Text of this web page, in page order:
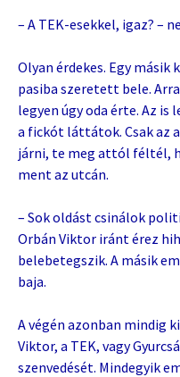
– A TEK-esekkel, igaz? –
Olyan érdekes. Egy
pasiba szeretett bele.
legyen úgy oda érte. Az
a fickót láttátok. Csak az
járni, te meg attól féltél,
ment az utcán.
– Sok oldást csinálok
Orbán Viktor iránt érez
belebetegszik. A másik
baja.
A végén azonban mindig
Viktor, a TEK, vagy
szenvedését. Mindegyik